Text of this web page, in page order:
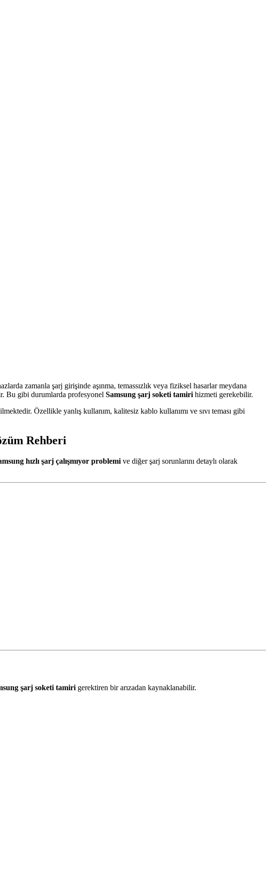
zamanla şarj girişinde aşınma, temassızlık veya fiziksel hasarlar meydana
Bu gibi durumlarda profesyonel Samsung şarj soketi tamirihizmeti gerekebilir.
Özellikle yanlış kullanım, kalitesiz kablo kullanımı ve sıvı teması gibi
Rehberi
hızlı şarj çalışmıyor problemi ve diğer şarj sorunlarını detaylı olarak
şarj soketi tamiri gerektiren bir arızadan kaynaklanabilir.